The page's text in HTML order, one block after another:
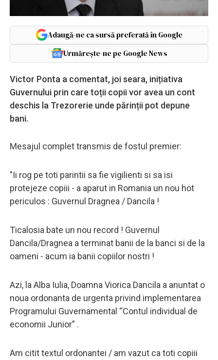
Adaugă-ne ca sursă preferată în Google
Urmărește-ne pe Google News
Victor Ponta a comentat, joi seara, inițiativa
Guvernului prin care toții copii vor avea un cont
deschis la Trezorerie unde părinții pot depune
bani.
Mesajul complet transmis de fostul premier:
"Ii rog pe toti parintii sa fie vigilienti si sa isi
protejeze copiii - a aparut in Romania un nou hot
periculos : Guvernul Dragnea / Dancila !
Ticalosia bate un nou record ! Guvernul
Dancila/Dragnea a terminat banii de la banci si de la
oameni - acum ia banii copiilor nostri !
Azi, la Alba Iulia, Doamna Viorica Dancila a anuntat o
noua ordonanta de urgenta privind implementarea
Programului Guvernamental “Contul individual de
economii Junior” .
Am citit textul ordonantei / am vazut ca toti copiii